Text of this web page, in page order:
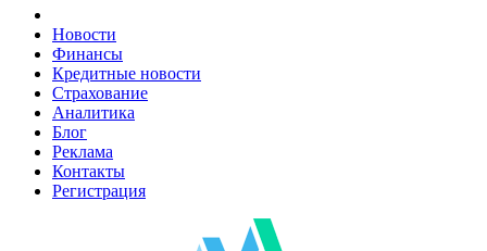
Новости
Финансы
Кредитные новости
Страхование
Аналитика
Блог
Реклама
Контакты
Регистрация